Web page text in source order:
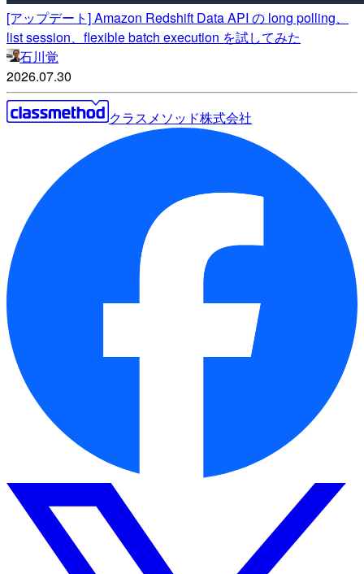
[アップデート] Amazon Redshift Data API の long polling、
list session、flexible batch execution を試してみた
石川覚
2026.07.30
クラスメソッド株式会社